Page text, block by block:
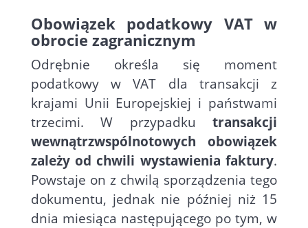
Obowiązek podatkowy VAT w
obrocie zagranicznym
Odrębnie określa się moment
podatkowy w VAT dla transakcji z
krajami Unii Europejskiej i państwami
trzecimi. W przypadkutransakcji
wewnątrzwspólnotowych obowiązek
zależy od chwili wystawienia faktury.
Powstaje on z chwilą sporządzenia tego
dokumentu, jednak nie później niż 15
dnia miesiąca następującego po tym, w